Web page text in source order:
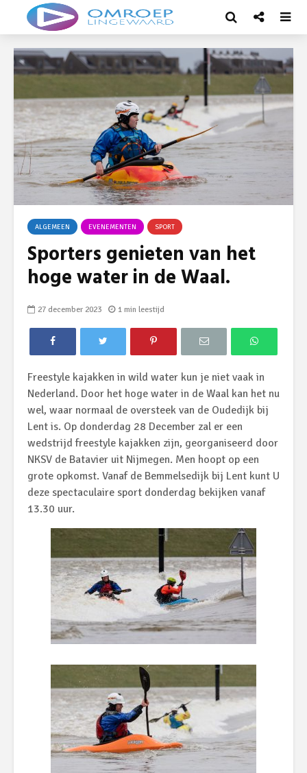
ALGEMEEN EVENEMENTEN SPORT
Sporters genieten van het
hoge water in de Waal.
27 december 2023 1 min leestijd
Freestyle kajakken in wild water kun je niet vaak in
Nederland. Door het hoge water in de Waal kan het nu
wel, waar normaal de oversteek van de Oudedijk bij
Lent is. Op donderdag 28 December zal er een
wedstrijd freestyle kajakken zijn, georganiseerd door
NKSV de Batavier uit Nijmegen. Men hoopt op een
grote opkomst. Vanaf de Bemmelsedijk bij Lent kunt U
deze spectaculaire sport donderdag bekijken vanaf
13.30 uur.